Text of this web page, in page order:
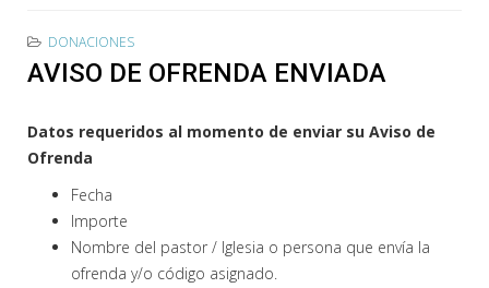
DONACIONES
AVISO DE OFRENDA ENVIADA
Datos requeridos al momento de enviar su Aviso de
Ofrenda
Fecha
Importe
Nombre del pastor / Iglesia o persona que envía la
ofrenda y/o código asignado.